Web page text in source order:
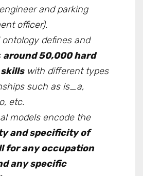
and parking
officer).
ontology defines and
around 50,000 hard
with different types
such as is_a,
etc.
models encode the
and specificity of
for any occupation
any specific